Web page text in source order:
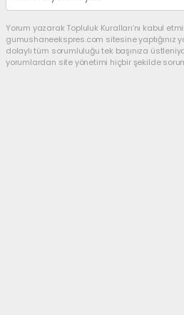
Yorum yazarak Topluluk Kuralları’nı kabul
gumushaneekspres.com sitesine yaptığınız
dolaylı tüm sorumluluğu tek başınıza
yorumlardan site yönetimi hiçbir şekilde